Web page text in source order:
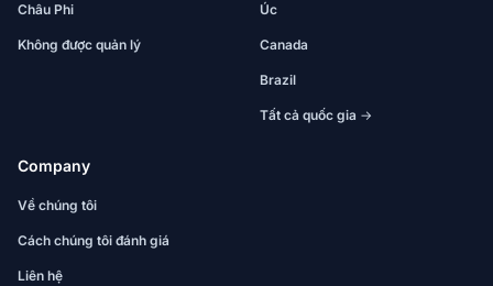
Châu Phi
Không được quản lý
Úc
Canada
Brazil
Tất cả quốc gia →
Company
Về chúng tôi
Cách chúng tôi đánh giá
Liên hệ